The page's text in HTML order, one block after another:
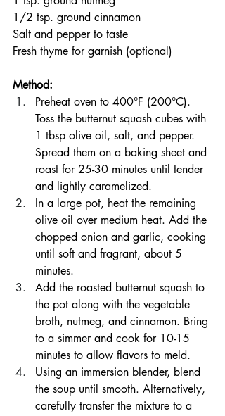
1/2 tsp. ground cinnamon
Salt and pepper to taste
Fresh thyme for garnish (optional)
Method:
Preheat oven to 400°F (200°C).
Toss the butternut squash cubes with
1 tbsp olive oil, salt, and pepper.
Spread them on a baking sheet and
roast for 25-30 minutes until tender
and lightly caramelized.
In a large pot, heat the remaining
olive oil over medium heat. Add the
chopped onion and garlic, cooking
until soft and fragrant, about 5
minutes.
Add the roasted butternut squash to
the pot along with the vegetable
broth, nutmeg, and cinnamon. Bring
to a simmer and cook for 10-15
minutes to allow flavors to meld.
Using an immersion blender, blend
the soup until smooth. Alternatively,
carefully transfer the mixture to a